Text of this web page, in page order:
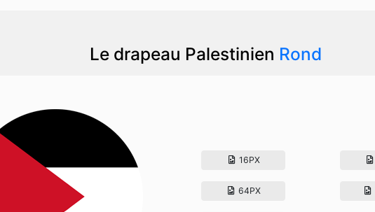
Le drapeau Palestinien Rond
16PX
64PX